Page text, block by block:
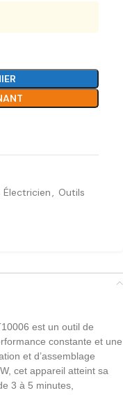
, Outils
est un outil de
constante et une
et d’assemblage
cet appareil atteint sa
3 à 5 minutes,